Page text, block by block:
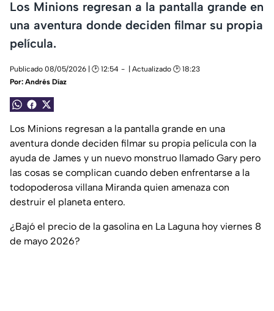
Los Minions regresan a la pantalla grande en
una aventura donde deciden filmar su propia
película.
Publicado 08/05/2026 | 🕑 12:54
| Actualizado 🕑 18:23
Por: Andrés Díaz
Los Minions regresan a la pantalla grande en una
aventura donde deciden filmar su propia película con la
ayuda de James y un nuevo monstruo llamado Gary pero
las cosas se complican cuando deben enfrentarse a la
todopoderosa villana Miranda quien amenaza con
destruir el planeta entero.
¿Bajó el precio de la gasolina en La Laguna hoy viernes 8
de mayo 2026?